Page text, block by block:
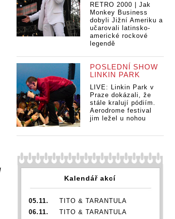
v
zahrají v červnu
Program JazzFestBrno
posilují
BADBADNOTGOOD, v
Sonu zahrají v červnu
RETRO 2000 | Jak
Monkey Business
dobyli Jižní Ameriku a
učarovali latinsko-
americké rockové
legendě
POSLEDNÍ SHOW
LINKIN PARK
LIVE: Linkin Park v
Praze dokázali, že
stále kralují pódiím.
Aerodrome festival
jim ležel u nohou
Kalendář akcí
05.11.
TITO & TARANTULA
06.11.
TITO & TARANTULA